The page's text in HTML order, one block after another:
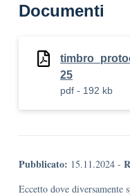
Documenti
25
pdf - 192 kb
Pubblicato: 15.11.2024 -
Eccetto dove diversamente